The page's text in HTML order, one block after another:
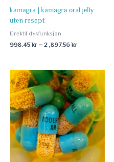
kamagra | kamagra oral jelly
uten resept
Erektil dysfunksjon
998.45kr – 2 ,897.56kr
Price
range:
1
,250.90 kr
through
2
,999.90 kr